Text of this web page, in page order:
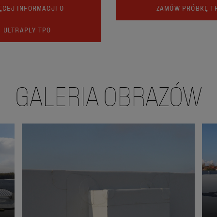
INFORMACJI O
ULTRAPLY TPO
ZAMÓW PRÓBKĘ
GALERIA OBRAZÓW